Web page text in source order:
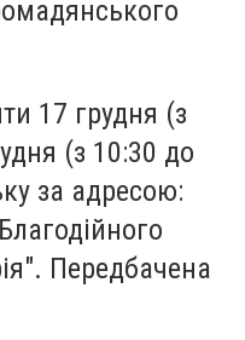
17 грудня (з
(з 10:30 до
за адресою:
Передбачена